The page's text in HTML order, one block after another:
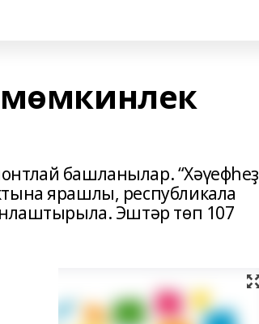
башланылар. “Хәүефһеҙ
ярашлы, республикала
Эштәр төп 107